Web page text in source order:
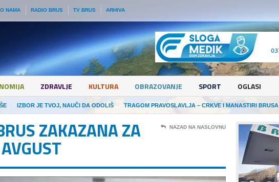
O NAMA RADIO BRUS TV BRUS ARHIVA
ZDRAVLJE KULTURA OBRAZOVANJE SPORT OGLASI
IZBOR JE TVOJ, NAUČI DA ODOLIŠ TRAGOM PRAVOSLAVLJA – CRKVE I MANASTIRI BRUSA
ZAKAZANA ZA NAZAD NA NASLOVNU